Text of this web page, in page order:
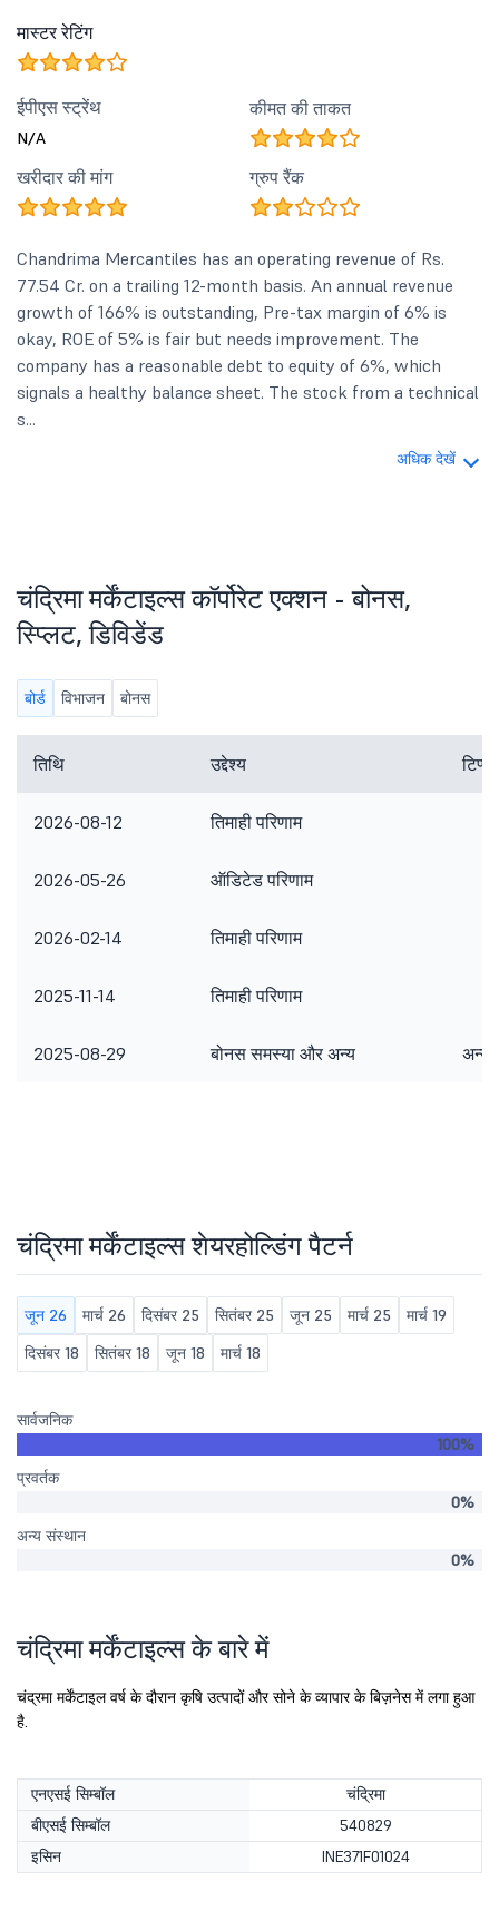
मास्टर रेटिंग
ईपीएस स्ट्रेंथ
N/A
कीमत की ताकत
खरीदार की मांग ग्रुप रैंक
Chandrima Mercantiles has an operating revenue of Rs.
77.54 Cr. on a trailing 12-month basis. An annual revenue
growth of 166% is outstanding, Pre-tax margin of 6% is
okay, ROE of 5% is fair but needs improvement. The
company has a reasonable debt to equity of 6%, which
signals a healthy balance sheet. The stock from a technical
s...
अधिक देखें
चंद्रिमा मर्केंटाइल्स कॉर्पोरेट एक्शन - बोनस,
स्प्लिट, डिविडेंड
बोर्ड विभाजन बोनस
तिथि उद्देश्य
2026-08-12 तिमाही परिणाम
2026-05-26 ऑडिटेड परिणाम
2026-02-14 तिमाही परिणाम
2025-11-14 तिमाही परिणाम
2025-08-29 बोनस समस्या और अन्य अन्य
चंद्रिमा मर्केंटाइल्स शेयरहोल्डिंग पैटर्न
जून 26 मार्च 26 दिसंबर 25 सितंबर 25 जून 25 मार्च 25
मार्च 19
दिसंबर 18
सितंबर 18 जून 18 मार्च 18
सार्वजनिक
100%
प्रवर्तक
0%
अन्य संस्थान
0%
चंद्रिमा मर्केंटाइल्स के बारे में
चंद्रमा मर्केंटाइल वर्ष के दौरान कृषि उत्पादों और सोने के व्यापार के बिज़नेस में लगा हुआ
है.
एनएसई सिम्बॉल
चंद्रिमा
बीएसई सिम्बॉल
540829
इसिन
INE371F01024